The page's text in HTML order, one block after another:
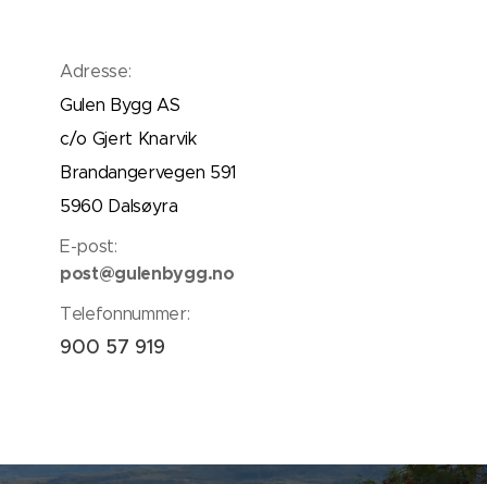
Adresse:
Gulen Bygg AS
c/o Gjert Knarvik
Brandangervegen 591
5960 Dalsøyra
E-post:
post@gulenbygg.no
Telefonnummer:
900 57 919